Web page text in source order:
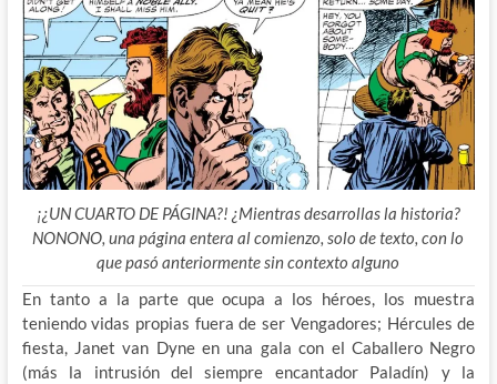
¡¿UN CUARTO DE PÁGINA?! ¿Mientras desarrollas la historia?
NONONO, una página entera al comienzo, solo de texto, con lo
que pasó anteriormente sin contexto alguno
En tanto a la parte que ocupa a los héroes, los muestra
teniendo vidas propias fuera de ser Vengadores; Hércules de
fiesta, Janet van Dyne en una gala con el Caballero Negro
(más la intrusión del siempre encantador Paladín) y la